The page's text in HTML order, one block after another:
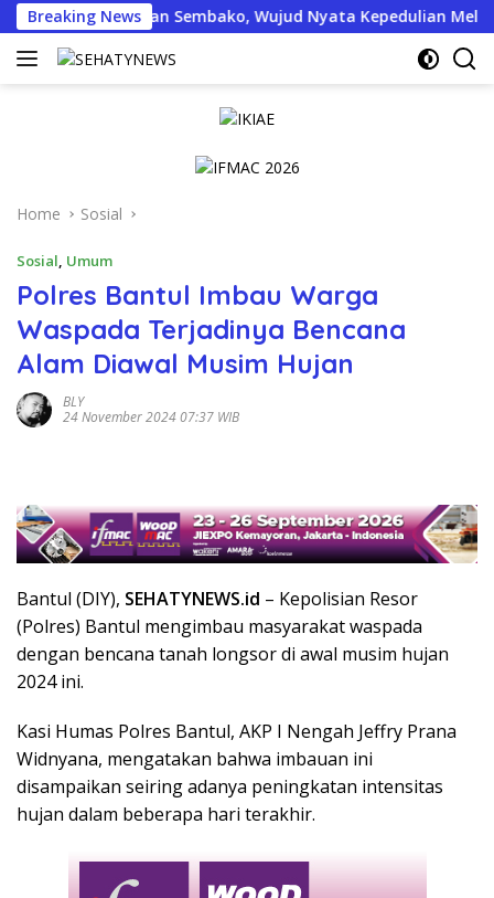
Skip
to
content
Breaking News
Bantuan Sembako, Wujud Nyata Kepedulian Melalui Dunia
Home Sosial
Sosial Umum
Polres Bantul Imbau Warga
Waspada Terjadinya Bencana
Alam Diawal Musim Hujan
BLY
24 November 2024 07:37 WIB
Bantul (DIY), SEHATYNEWS.id – Kepolisian Resor
(Polres) Bantul mengimbau masyarakat waspada
dengan bencana tanah longsor di awal musim hujan
2024 ini.
Kasi Humas Polres Bantul, AKP I Nengah Jeffry Prana
Widnyana, mengatakan bahwa imbauan ini
disampaikan seiring adanya peningkatan intensitas
hujan dalam beberapa hari terakhir.